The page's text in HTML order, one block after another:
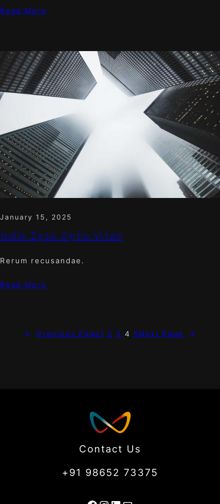
Read More
January 15, 2025
Nulla Ipsa Optio Vitae
Rerum recusandae.
Read More
← Previous Page 1 2 3 4 5 Next Page →
Contact Us
+91 98652 73375